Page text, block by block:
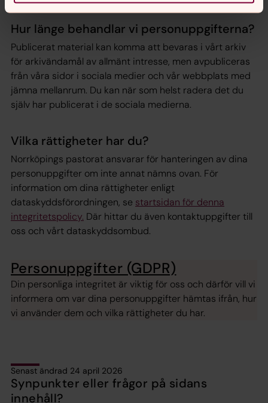
Hur länge behandlar vi personuppgifterna?
Publicerat material kan komma att bevaras i vårt arkiv
för arkivändamål av allmänt intresse, men avpubliceras
från våra sidor i sociala medier och vår webbplats med
jämna mellanrum. Du kan när som helst radera det du
själv har publicerat i de sociala medierna.
Vilka rättigheter har du?
Norrköpings pastorat ansvarar för hanteringen av dina
personuppgifter om inte annat nämns ovan. För
information om dina rättigheter enligt
dataskyddsförordningen, se startsidan för denna
integritetspolicy. Där hittar du även kontaktuppgifter till
oss och vårt dataskyddsombud.
Personuppgifter (GDPR)
Din personliga integritet är viktig för oss och därför vill vi
informera om var dina personuppgifter hämtas ifrån, hur
vi använder dem och vilka rättigheter du har.
Senast ändrad 24 april 2026
Synpunkter eller frågor på sidans
innehåll?